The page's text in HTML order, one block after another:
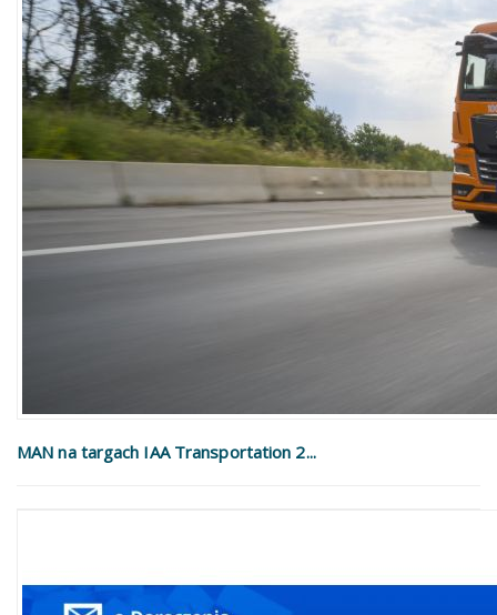
MAN na targach IAA Transportation 2...